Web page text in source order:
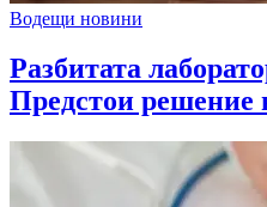
Водещи новини
Разбитата
Предстои решение